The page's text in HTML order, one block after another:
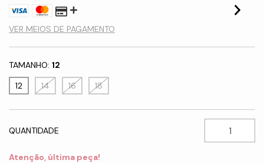
VER MEIOS DE PAGAMENTO
TAMANHO: 12
12
14 16 18
QUANTIDADE
Atenção, última peça!